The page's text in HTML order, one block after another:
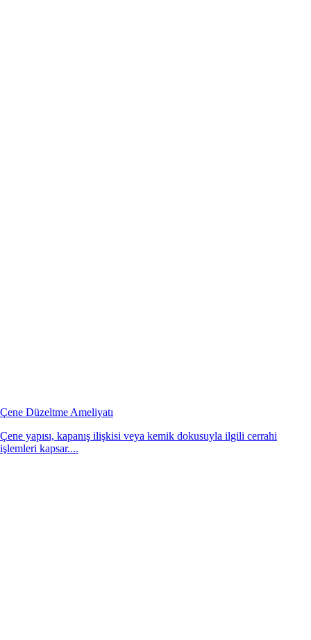
Çene Düzeltme Ameliyatı
Çene yapısı, kapanış ilişkisi veya kemik dokusuyla ilgili cerrahi
işlemleri kapsar....